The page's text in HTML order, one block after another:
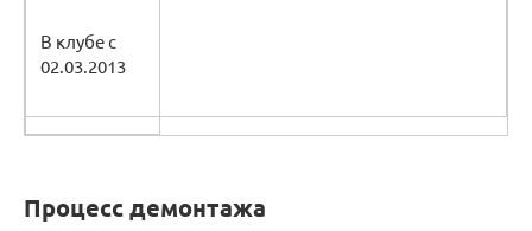
В клубе с
02.03.2013
Процесс демонтажа